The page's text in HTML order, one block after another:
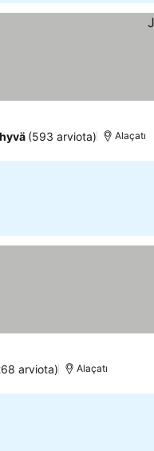
(593 arviota) Alaçatı
arviota) Alaçatı